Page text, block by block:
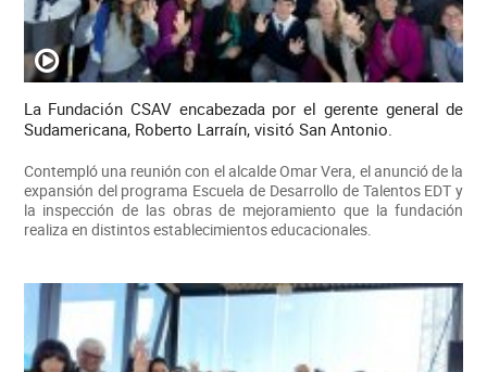
La Fundación CSAV encabezada por el gerente general de
Sudamericana, Roberto Larraín, visitó San Antonio.
Contempló una reunión con el alcalde Omar Vera, el anunció de la
expansión del programa Escuela de Desarrollo de Talentos EDT y
la inspección de las obras de mejoramiento que la fundación
realiza en distintos establecimientos educacionales.